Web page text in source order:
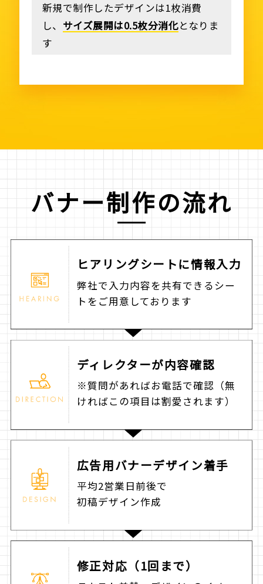
新規で制作したデザインは1枚消費
し、 サイズ展開は0.5枚分消化となりま
す
バナー制作の流れ
ヒアリングシートに情報入力
弊社で入力内容を共有できるシー
トをご用意しております
ディレクターが内容確認
※質問があればお電話で確認（無
ければこの項目は割愛されます）
広告用バナーデザイン着手
平均2営業日前後で
初稿デザイン作成
修正対応 （1回まで）